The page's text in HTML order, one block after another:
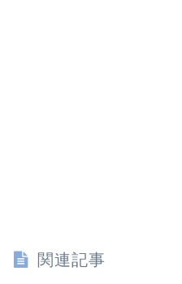
関連記事